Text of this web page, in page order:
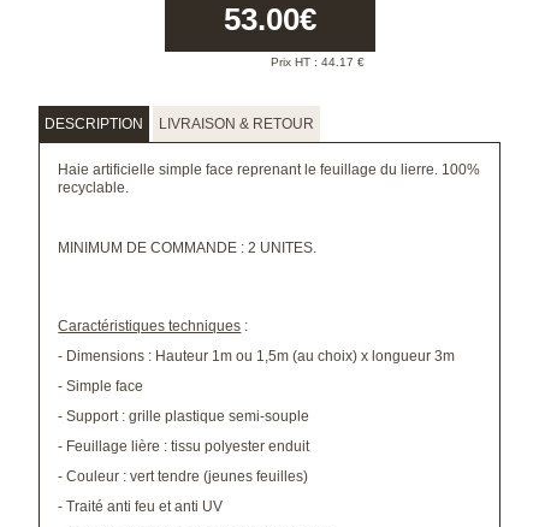
53.00€
Prix HT : 44.17 €
DESCRIPTION LIVRAISON & RETOUR
Haie artificielle simple face reprenant le feuillage du lierre. 100%
recyclable.
MINIMUM DE COMMANDE : 2 UNITES.
Caractéristiques techniques :
- Dimensions : Hauteur 1m ou 1,5m (au choix) x longueur 3m
- Simple face
- Support : grille plastique semi-souple
- Feuillage lière : tissu polyester enduit
- Couleur : vert tendre (jeunes feuilles)
- Traité anti feu et anti UV